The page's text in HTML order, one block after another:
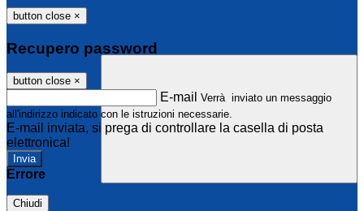
button close ×
Recupero password
button close ×
E-mail Verrà inviato un messaggio
all'indirizzo indicato con le istruzioni necessarie.
E-mail inviata, si prega di controllare la casella di posta
elettronica!
Errore
Chiudi